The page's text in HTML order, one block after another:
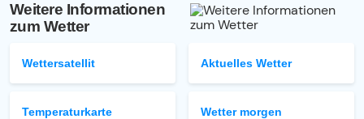
Weitere Informationen
zum Wetter
Wettersatellit
Temperaturkarte
Aktuelles Wetter
Wetter morgen